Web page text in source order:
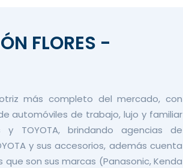
FLORES -
más completo del mercado, con
automóviles de trabajo, lujo y familiar
TOYOTA, brindando agencias de
y sus accesorios, además cuenta
son sus marcas (Panasonic, Kenda